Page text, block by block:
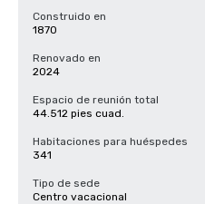
Construido en
1870
Renovado en
2024
Espacio de reunión total
44.512 pies cuad.
Habitaciones para huéspedes
341
Tipo de sede
Centro vacacional